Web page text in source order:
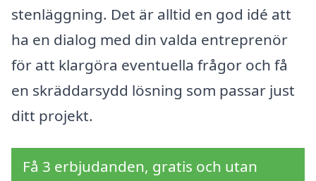
stenläggning. Det är alltid en god idé att
ha en dialog med din valda entreprenör
för att klargöra eventuella frågor och få
en skräddarsydd lösning som passar just
ditt projekt.
Få 3 erbjudanden, gratis och utan